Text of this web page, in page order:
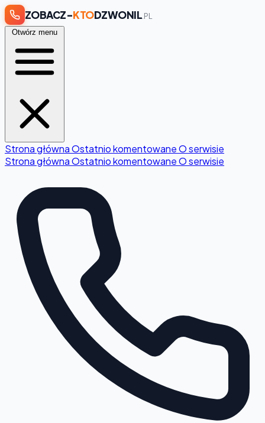
ZOBACZ-KTODZWONIL .PL
Otwórz menu
Strona głównaOstatnio komentowaneO serwisie
Strona głównaOstatnio komentowaneO serwisie